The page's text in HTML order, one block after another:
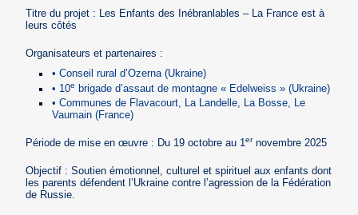
Titre du projet : Les Enfants des Inébranlables – La France est à
leurs côtés
Organisateurs et partenaires :
• Conseil rural d’Ozerna (Ukraine)
• 10e brigade d’assaut de montagne « Edelweiss » (Ukraine)
• Communes de Flavacourt, La Landelle, La Bosse, Le
Vaumain (France)
Période de mise en œuvre : Du 19 octobre au 1ernovembre 2025
Objectif : Soutien émotionnel, culturel et spirituel aux enfants dont
les parents défendent l’Ukraine contre l’agression de la Fédération
de Russie.